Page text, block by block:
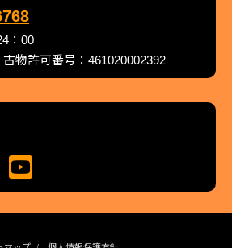
：00
物許可番号：461020002392